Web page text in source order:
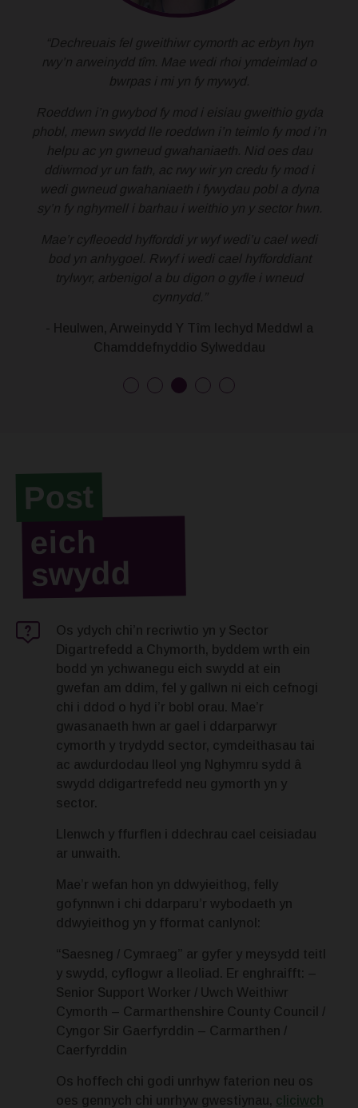
“Dechreuais fel gweithiwr cymorth ac erbyn hyn
rwy’n arweinydd tîm. Mae wedi rhoi ymdeimlad o
bwrpas i mi yn fy mywyd.
Roeddwn i’n gwybod fy mod i eisiau gweithio gyda
phobl, mewn swydd lle roeddwn i’n teimlo fy mod i’n
helpu ac yn gwneud gwahaniaeth. Nid oes dau
ddiwrnod yr un fath, ac rwy wir yn credu fy mod i
wedi gwneud gwahaniaeth i fywydau pobl a dyna
sy’n fy nghymell i barhau i weithio yn y sector hwn.
Mae’r cyfleoedd hyfforddi yr wyf wedi’u cael wedi
bod yn anhygoel. Rwyf i wedi cael hyfforddiant
trylwyr, arbenigol a bu digon o gyfle i wneud
cynnydd.”
- Heulwen, Arweinydd Y Tîm Iechyd Meddwl a
Chamddefnyddio Sylweddau
Post
eich
swydd
Os ydych chi’n recriwtio yn y Sector
Digartrefedd a Chymorth, byddem wrth ein
bodd yn ychwanegu eich swydd at ein
gwefan am ddim, fel y gallwn ni eich cefnogi
chi i ddod o hyd i’r bobl orau. Mae’r
gwasanaeth hwn ar gael i ddarparwyr
cymorth y trydydd sector, cymdeithasau tai
ac awdurdodau lleol yng Nghymru sydd â
swydd ddigartrefedd neu gymorth yn y
sector.
Llenwch y ffurflen i ddechrau cael ceisiadau
ar unwaith.
Mae’r wefan hon yn ddwyieithog, felly
gofynnwn i chi ddarparu’r wybodaeth yn
ddwyieithog yn y fformat canlynol:
“Saesneg / Cymraeg” ar gyfer y meysydd teitl
y swydd, cyflogwr a lleoliad. Er enghraifft: –
Senior Support Worker / Uwch Weithiwr
Cymorth – Carmarthenshire County Council /
Cyngor Sir Gaerfyrddin – Carmarthen /
Caerfyrddin
Os hoffech chi godi unrhyw faterion neu os
oes gennych chi unrhyw gwestiynau, cliciwch